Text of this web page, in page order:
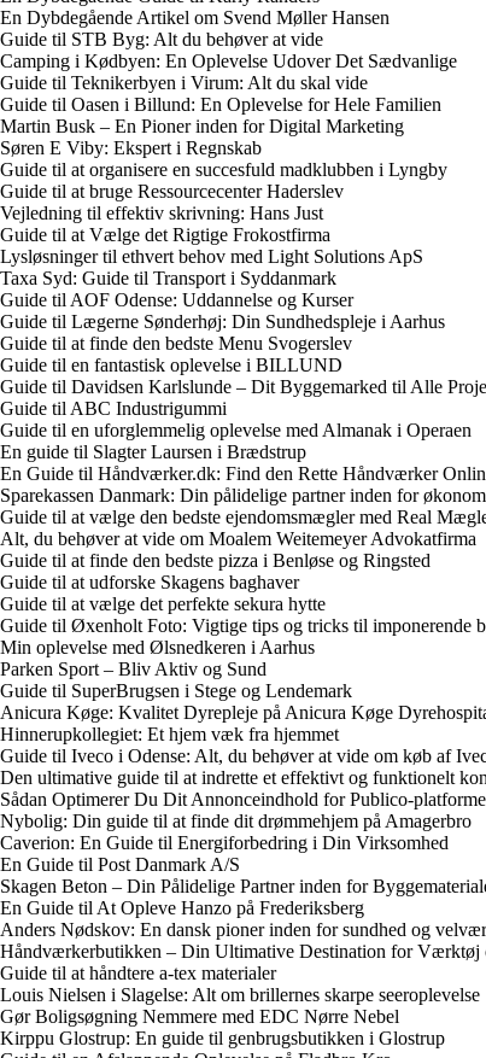
En Dybdegående Artikel om Svend Møller Hansen
Guide til STB Byg: Alt du behøver at vide
Camping i Kødbyen: En Oplevelse Udover Det Sædvanlige
Guide til Teknikerbyen i Virum: Alt du skal vide
Guide til Oasen i Billund: En Oplevelse for Hele Familien
Martin Busk – En Pioner inden for Digital Marketing
Søren E Viby: Ekspert i Regnskab
Guide til at organisere en succesfuld madklubben i Lyngby
Guide til at bruge Ressourcecenter Haderslev
Vejledning til effektiv skrivning: Hans Just
Guide til at Vælge det Rigtige Frokostfirma
Lysløsninger til ethvert behov med Light Solutions ApS
Taxa Syd: Guide til Transport i Syddanmark
Guide til AOF Odense: Uddannelse og Kurser
Guide til Lægerne Sønderhøj: Din Sundhedspleje i Aarhus
Guide til at finde den bedste Menu Svogerslev
Guide til en fantastisk oplevelse i BILLUND
Guide til Davidsen Karlslunde – Dit Byggemarked til Alle
Guide til ABC Industrigummi
Guide til en uforglemmelig oplevelse med Almanak i Operaen
En guide til Slagter Laursen i Brædstrup
En Guide til Håndværker.dk: Find den Rette Håndværker
Sparekassen Danmark: Din pålidelige partner inden for
Guide til at vælge den bedste ejendomsmægler med Real
Alt, du behøver at vide om Moalem Weitemeyer Advokatfirma
Guide til at finde den bedste pizza i Benløse og Ringsted
Guide til at udforske Skagens baghaver
Guide til at vælge det perfekte sekura hytte
Guide til Øxenholt Foto: Vigtige tips og tricks til imponerende
Min oplevelse med Ølsnedkeren i Aarhus
Parken Sport – Bliv Aktiv og Sund
Guide til SuperBrugsen i Stege og Lendemark
Anicura Køge: Kvalitet Dyrepleje på Anicura Køge
Hinnerupkollegiet: Et hjem væk fra hjemmet
Guide til Iveco i Odense: Alt, du behøver at vide om køb af
Den ultimative guide til at indrette et effektivt og funktionelt
Sådan Optimerer Du Dit Annonceindhold for Publico-
Nybolig: Din guide til at finde dit drømmehjem på Amagerbro
Caverion: En Guide til Energiforbedring i Din Virksomhed
En Guide til Post Danmark A/S
Skagen Beton – Din Pålidelige Partner inden for
En Guide til At Opleve Hanzo på Frederiksberg
Anders Nødskov: En dansk pioner inden for sundhed og
Håndværkerbutikken – Din Ultimative Destination for Værktøj
Guide til at håndtere a-tex materialer
Louis Nielsen i Slagelse: Alt om brillernes skarpe seeroplevelse
Gør Boligsøgning Nemmere med EDC Nørre Nebel
Kirppu Glostrup: En guide til genbrugsbutikken i Glostrup